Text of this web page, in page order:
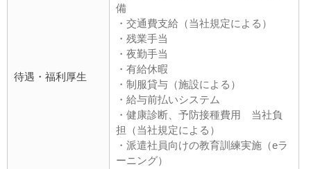
待遇・福利厚生
備
・交通費支給（当社規定による）
・残業手当
・夜勤手当
・有給休暇
・制服貸与（施設による）
・給与前払いシステム
・健康診断、予防接種費用 当社負
担（当社規定による）
・派遣社員向けの教育訓練実施（eラ
ーニング）